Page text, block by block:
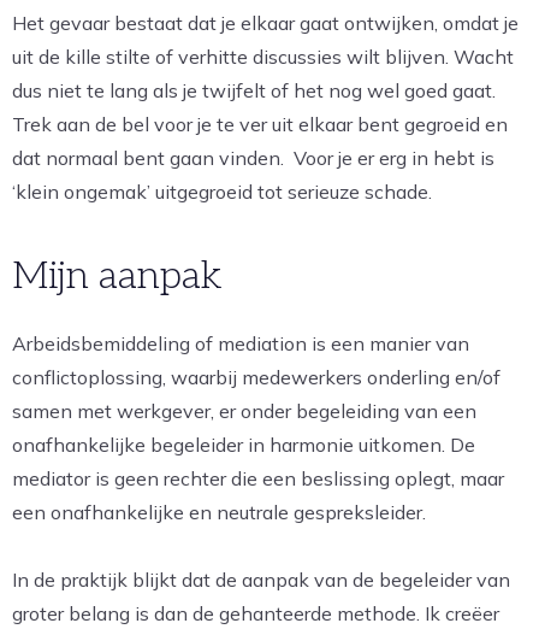
Het gevaar bestaat dat je elkaar gaat ontwijken, omdat je
uit de kille stilte of verhitte discussies wilt blijven. Wacht
dus niet te lang als je twijfelt of het nog wel goed gaat.
Trek aan de bel voor je te ver uit elkaar bent gegroeid en
dat normaal bent gaan vinden. Voor je er erg in hebt is
‘klein ongemak’ uitgegroeid tot serieuze schade.
Mijn aanpak
Arbeidsbemiddeling of mediation is een manier van
conflictoplossing, waarbij medewerkers onderling en/of
samen met werkgever, er onder begeleiding van een
onafhankelijke begeleider in harmonie uitkomen. De
mediator is geen rechter die een beslissing oplegt, maar
een onafhankelijke en neutrale gespreksleider.
In de praktijk blijkt dat de aanpak van de begeleider van
groter belang is dan de gehanteerde methode. Ik creëer